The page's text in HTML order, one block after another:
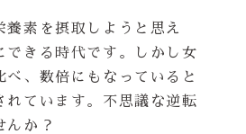
養素を摂取しようと思え
できる時代です。しかし女
べ、数倍にもなっていると
れています。不思議な逆転
んか？